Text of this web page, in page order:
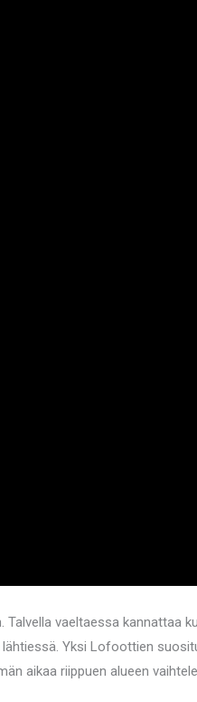
vaeltaessa kannattaa
Yksi Lofoottien
aikaa riippuen alueen